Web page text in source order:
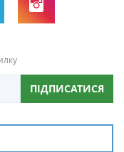
ПІДПИСАТИСЯ